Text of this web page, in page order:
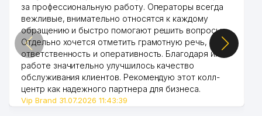
за профессиональную работу. Операторы всегда
вежливые, внимательно относятся к каждому
обращению и быстро помогают решить вопросы.
Отдельно хочется отметить грамотную речь,
ответственность и оперативность. Благодаря их
работе значительно улучшилось качество
обслуживания клиентов. Рекомендую этот колл-
центр как надежного партнера для бизнеса.
Vip Brand 31.07.2026 11:43:39